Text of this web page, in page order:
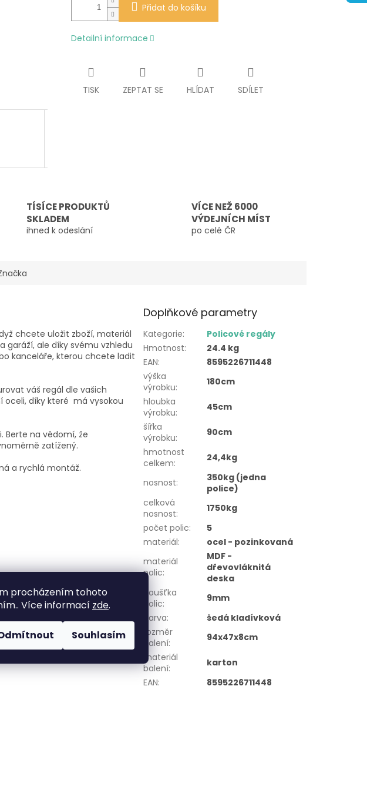
procházením tohoto
Více informací zde.
Souhlasím
Přidat do košíku
Detailní informace
TISK ZEPTAT SE HLÍDAT SDÍLET
TÍSÍCE PRODUKTŮ
SKLADEM
ihned k odeslání
VÍCE NEŽ 6000
VÝDEJNÍCH MÍST
po celé ČR
chcete uložit zboží, materiál
garáží, ale díky svému vzhledu
kanceláře, kterou chcete ladit
váš regál dle vašich
oceli, díky které má vysokou
Berte na vědomí, že
zatížený.
a rychlá montáž.
Doplňkové parametry
Kategorie:
Policové regály
Hmotnost:
24.4 kg
EAN:
8595226711448
výška
výrobku:
180cm
hloubka
výrobku:
45cm
šířka
výrobku:
90cm
hmotnost
celkem: 24,4kg
nosnost:
350kg (jedna
police)
celková
nosnost:
1750kg
počet polic:
5
materiál:
ocel - pozinkovaná
materiál
polic:
MDF -
dřevovláknitá
deska
tloušťka
polic:
9mm
barva:
šedá kladívková
rozměr
balení:
94x47x8cm
materiál
balení:
karton
EAN: 8595226711448